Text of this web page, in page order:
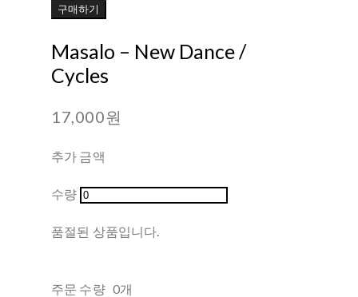
구매하기
Masalo ‎– New Dance /
Cycles
17,000원
추가 금액
수량
품절된 상품입니다.
주문 수량 0개